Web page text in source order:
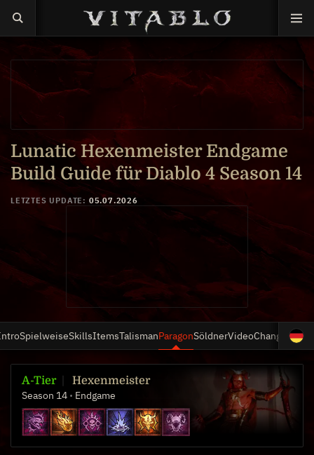
Lunatic Hexenmeister Endgame
Build Guide für Diablo 4 Season 14
LETZTES UPDATE: 05.07.2026
SpielweiseSkillsItemsTalismanParagonSöldnerVideoChangelog
A-Tier
Hexenmeister
Season 14
Endgame